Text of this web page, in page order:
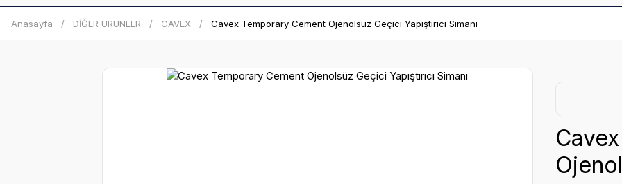
Anasayfa DİĞER ÜRÜNLER CAVEX Cavex Temporary Cement Ojenolsüz Geçici Yapıştırıcı Simanı